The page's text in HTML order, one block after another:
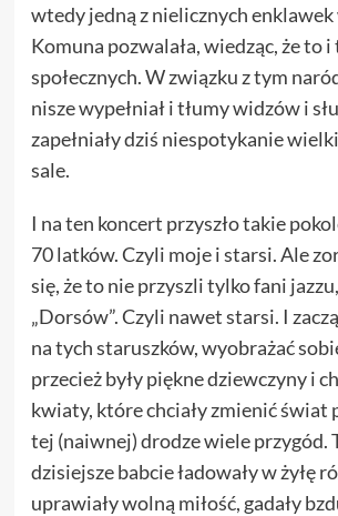
wtedy jedną z nielicznych
Komuna pozwalała, wiedząc, że to i
społecznych. W związku z tym
nisze wypełniał i tłumy widzów i
zapełniały dziś niespotykanie
sale.
I na ten koncert przyszło takie
70 latków. Czyli moje i starsi. Ale
się, że to nie przyszli tylko fani
„Dorsów”. Czyli nawet starsi. I
na tych staruszków, wyobrażać
przecież były piękne dziewczyny i
kwiaty, które chciały zmienić świat
tej (naiwnej) drodze wiele przygód.
dzisiejsze babcie ładowały w żyłę
uprawiały wolną miłość, gadały